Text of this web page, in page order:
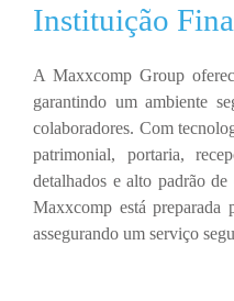
Instituição
A Maxxcomp Group
garantindo um ambiente
colaboradores. Com
patrimonial, portaria,
detalhados e alto padrão de
Maxxcomp está preparada
assegurando um serviço